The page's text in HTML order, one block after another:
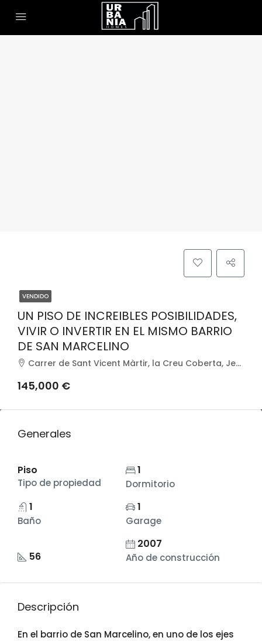
VENDIDO
UN PISO DE INCREIBLES POSIBILIDADES,
VIVIR O INVERTIR EN EL MISMO BARRIO
DE SAN MARCELINO
Carrer de Sant Vicent Màrtir, la Creu Coberta, Jesús, València, Comarca de València, València / Valencia, Comunitat Valenciana, 46017, España
145,000 €
Generales
Piso
Tipo de propiedad
1
Dormitorio
1
Baño
1
Garage
56
2007
Año de construcción
Descripción
En el barrio de San Marcelino, en uno de los ejes